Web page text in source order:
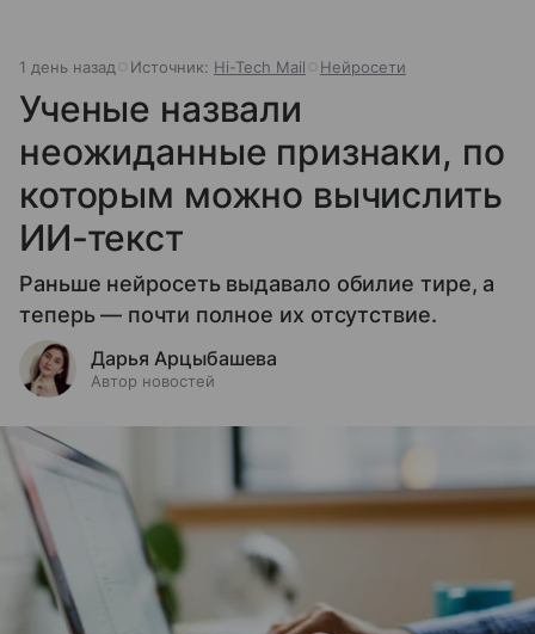
1 день назад Источник: Hi-Tech Mail Нейросети
Ученые назвали
неожиданные признаки, по
которым можно вычислить
ИИ-текст
Раньше нейросеть выдавало обилие тире, а
теперь — почти полное их отсутствие.
Дарья Арцыбашева
Автор новостей